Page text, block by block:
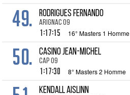
49. RODRIGUES Fernando
Arignac 09
1:17:15 16° Masters 1 Homme
50. CASINO Jean-Michel
CAP 09
1:17:30 8° Masters 2 Homme
KENDALL Aislinn